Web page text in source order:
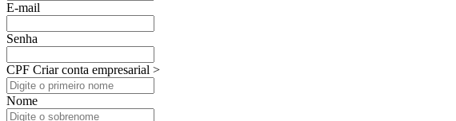
E-mail
Senha
CPF Criar conta empresarial >
Nome